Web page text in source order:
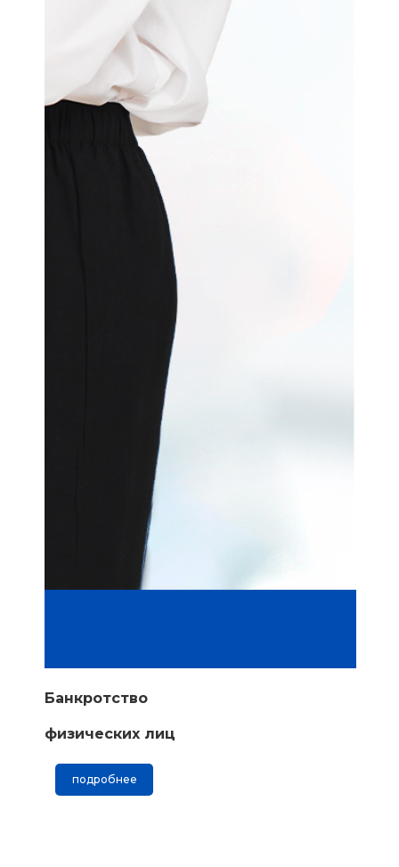
Банкротство
физических лиц
подробнее